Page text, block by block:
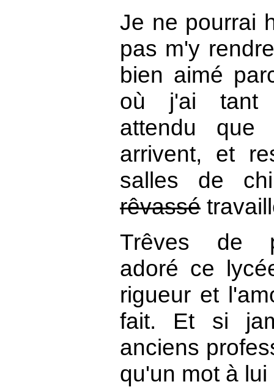
Je ne pourrai
pas m'y
bien aimé
où j'ai
attendu que
arrivent, et
salles de
rêvassé
Trêves de
adoré ce
rigueur et
fait. Et si
anciens
qu'un mot à